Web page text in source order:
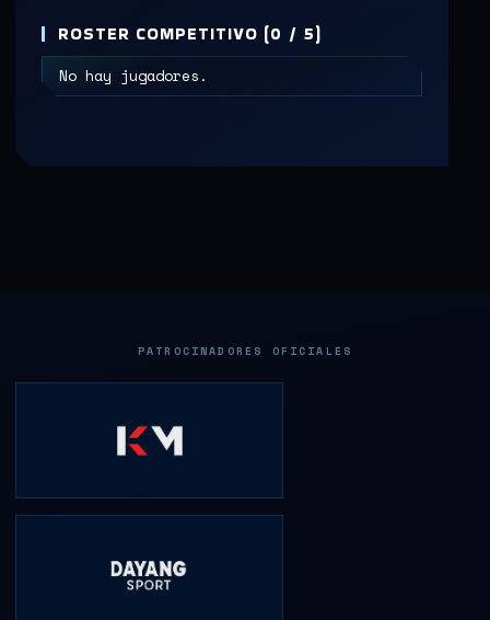
ROSTER COMPETITIVO (0 / 5)
No hay jugadores.
PATROCINADORES OFICIALES